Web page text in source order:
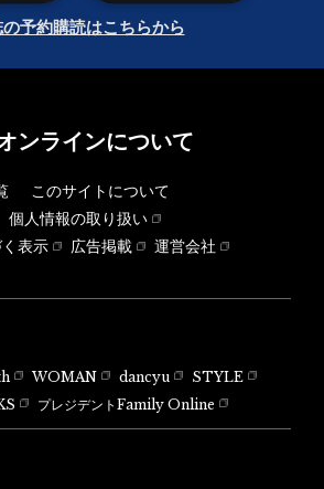
予約購読はこちらから
ンラインについて
このサイトについて
個人情報の取り扱い
表示
広告掲載
運営会社
WOMAN dancyu
STYLE
プレジデントFamily Online